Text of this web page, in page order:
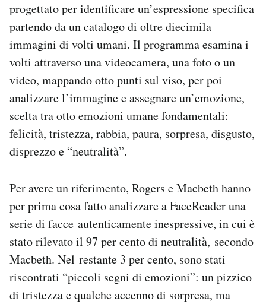
progettato per identificare un’espressione specifica
partendo da un catalogo di oltre diecimila
immagini di volti umani. Il programma esamina i
volti attraverso una videocamera, una foto o un
video, mappando otto punti sul viso, per poi
analizzare l’immagine e assegnare un’emozione,
scelta tra otto emozioni umane fondamentali:
felicità, tristezza, rabbia, paura, sorpresa, disgusto,
disprezzo e “neutralità”.
Per avere un riferimento, Rogers e Macbeth hanno
per prima cosa fatto analizzare a FaceReader una
serie di facce autenticamente inespressive, in cui è
stato rilevato il 97 per cento di neutralità, secondo
Macbeth. Nel restante 3 per cento, sono stati
riscontrati “piccoli segni di emozioni”: un pizzico
di tristezza e qualche accenno di sorpresa, ma